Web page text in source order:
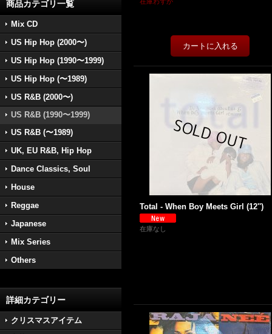
商品カテゴリ一覧
Mix CD
US Hip Hop (2000〜)
US Hip Hop (1990〜1999)
US Hip Hop (〜1989)
US R&B (2000〜)
US R&B (1990〜1999)
US R&B (〜1989)
UK, EU R&B, Hip Hop
Dance Classics, Soul
House
Reggae
Japanese
Mix Series
Others
詳細カテゴリー
クリスマスアイテム
Total - When Boy Meets Girl (12'')
在庫なし